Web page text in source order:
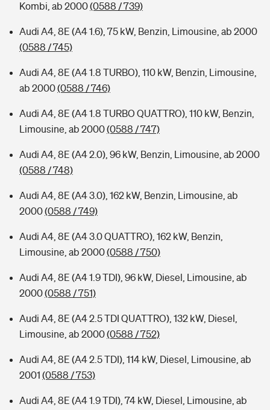
Kombi, ab 2000(0588 / 739)
Audi A4, 8E (A4 1.6), 75 kW, Benzin, Limousine, ab 2000
(0588 / 745)
Audi A4, 8E (A4 1.8 TURBO), 110 kW, Benzin, Limousine,
ab 2000(0588 / 746)
Audi A4, 8E (A4 1.8 TURBO QUATTRO), 110 kW, Benzin,
Limousine, ab 2000(0588 / 747)
Audi A4, 8E (A4 2.0), 96 kW, Benzin, Limousine, ab 2000
(0588 / 748)
Audi A4, 8E (A4 3.0), 162 kW, Benzin, Limousine, ab
2000(0588 / 749)
Audi A4, 8E (A4 3.0 QUATTRO), 162 kW, Benzin,
Limousine, ab 2000(0588 / 750)
Audi A4, 8E (A4 1.9 TDI), 96 kW, Diesel, Limousine, ab
2000(0588 / 751)
Audi A4, 8E (A4 2.5 TDI QUATTRO), 132 kW, Diesel,
Limousine, ab 2000(0588 / 752)
Audi A4, 8E (A4 2.5 TDI), 114 kW, Diesel, Limousine, ab
2001 (0588 / 753)
Audi A4, 8E (A4 1.9 TDI), 74 kW, Diesel, Limousine, ab